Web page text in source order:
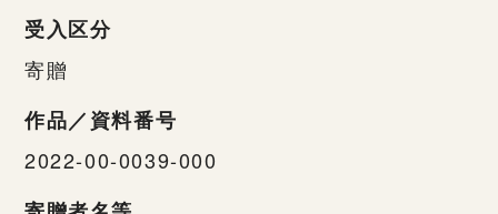
受入区分
寄贈
作品／資料番号
2022-00-0039-000